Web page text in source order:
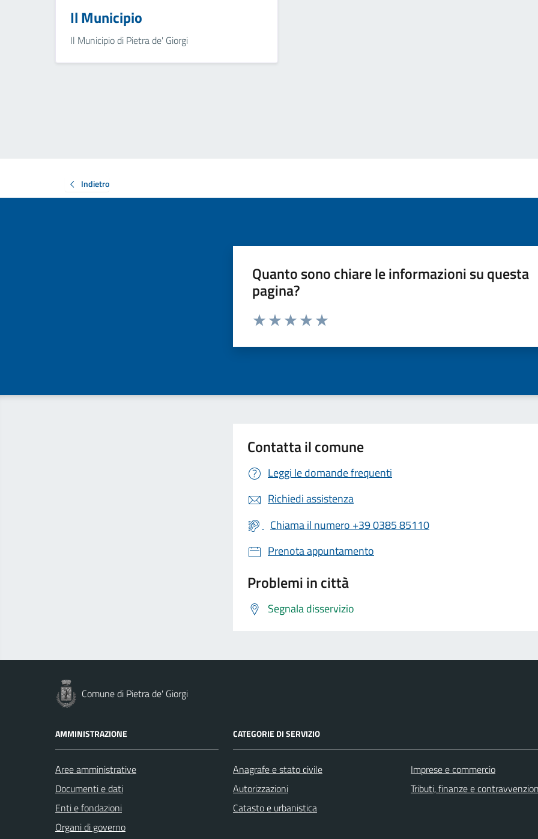
Il Municipio
Il Municipio di Pietra de' Giorgi
Indietro
Quanto sono chiare le informazioni su questa
pagina?
Valuta da 1 a 5 stelle la pagina
Contatta il comune
Leggi le domande frequenti
Richiedi assistenza
Chiama il numero +39 0385 85110
Prenota appuntamento
Problemi in città
Segnala disservizio
Comune di Pietra de' Giorgi
AMMINISTRAZIONE
Aree amministrative
Documenti e dati
Enti e fondazioni
Organi di governo
CATEGORIE DI SERVIZIO
Anagrafe e stato civile
Autorizzazioni
Catasto e urbanistica
Imprese e commercio
Tributi, finanze e